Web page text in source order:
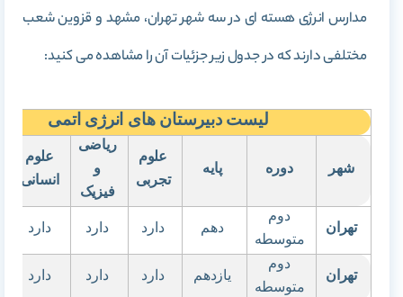
مدارس انرژی هسته ای در سه شهر تهران، مشهد و قزوین شعب
مختلفی دارند که در جدول زیر جزئیات آن را مشاهده می کنید:
لیست دبیرستان های انرژی اتمی
شهر دوره پایه
علوم
تجربی
ریاضی
و
فیزیک
علوم
انسانی
تهران
دوم
متوسطه
دهم دارد دارد دارد
تهران
دوم
متوسطه
یازدهم دارد دارد دارد